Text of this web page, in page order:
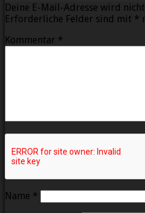
Deine E-Mail-Adresse wird
Erforderliche Felder sind mit *
Kommentar *
Name *